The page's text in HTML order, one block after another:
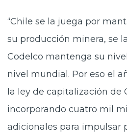
“Chile se la juega por
su producción minera, se
Codelco mantenga su
nivel mundial. Por eso el
la ley de capitalización de
incorporando cuatro mil
adicionales para impulsar